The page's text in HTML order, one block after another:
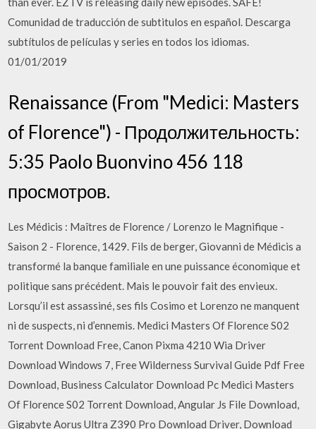
Comunidad de traducción de subtitulos en español. Descarga
subtítulos de películas y series en todos los idiomas.
01/01/2019
Renaissance (From "Medici: Masters
of Florence") - Продолжительность:
5:35 Paolo Buonvino 456 118
просмотров.
Les Médicis : Maîtres de Florence / Lorenzo le Magnifique -
Saison 2 - Florence, 1429. Fils de berger, Giovanni de Médicis a
transformé la banque familiale en une puissance économique et
politique sans précédent. Mais le pouvoir fait des envieux.
Lorsqu’il est assassiné, ses fils Cosimo et Lorenzo ne manquent
ni de suspects, ni d’ennemis. Medici Masters Of Florence S02
Torrent Download Free, Canon Pixma 4210 Wia Driver
Download Windows 7, Free Wilderness Survival Guide Pdf Free
Download, Business Calculator Download Pc Medici Masters
Of Florence S02 Torrent Download, Angular Js File Download,
Gigabyte Aorus Ultra Z390 Pro Download Driver, Download